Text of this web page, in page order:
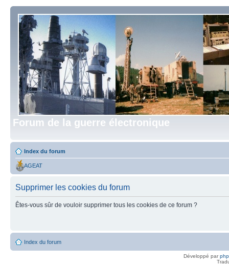
Forum de la guerre électronique
Index du forum
AGEAT
Supprimer les cookies du forum
Êtes-vous sûr de vouloir supprimer tous les cookies de ce forum ?
Index du forum
Développé par